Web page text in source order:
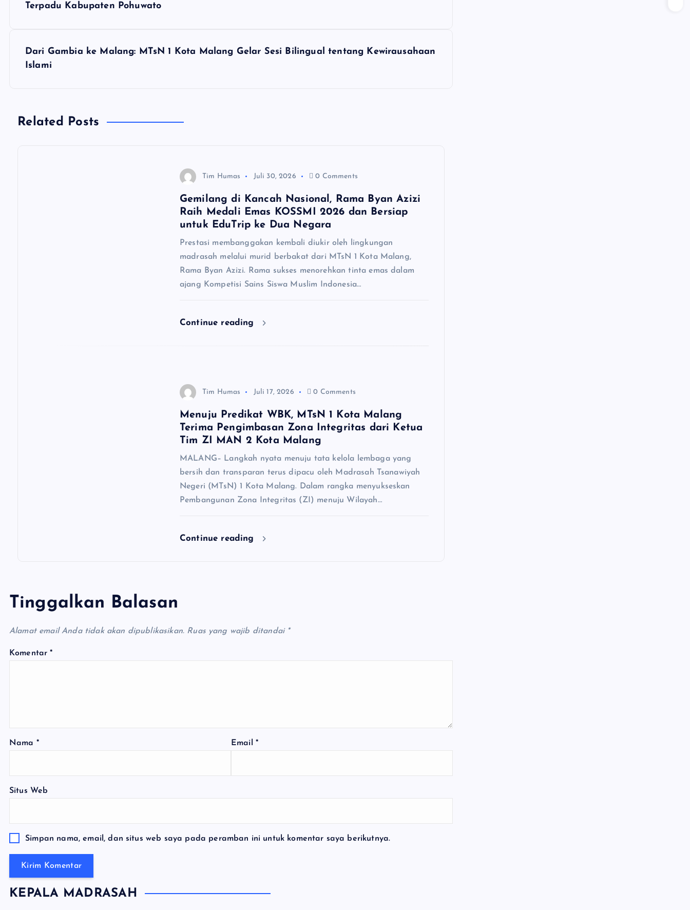
a
Terpadu Kabupaten Pohuwato
Dari Gambia ke Malang: MTsN 1 Kota Malang Gelar Sesi Bilingual tentang Kewirausahaan
Islami
Related Posts
Tim Humas Juli 30, 2026 0 Comments
Gemilang di Kancah Nasional, Rama Byan Azizi
Raih Medali Emas KOSSMI 2026 dan Bersiap
untuk EduTrip ke Dua Negara
Prestasi membanggakan kembali diukir oleh lingkungan
madrasah melalui murid berbakat dari MTsN 1 Kota Malang,
Rama Byan Azizi. Rama sukses menorehkan tinta emas dalam
ajang Kompetisi Sains Siswa Muslim Indonesia…
Continue reading
Tim Humas Juli 17, 2026 0 Comments
Menuju Predikat WBK, MTsN 1 Kota Malang
Terima Pengimbasan Zona Integritas dari Ketua
Tim ZI MAN 2 Kota Malang
MALANG– Langkah nyata menuju tata kelola lembaga yang
bersih dan transparan terus dipacu oleh Madrasah Tsanawiyah
Negeri (MTsN) 1 Kota Malang. Dalam rangka menyukseskan
Pembangunan Zona Integritas (ZI) menuju Wilayah…
Continue reading
Tinggalkan Balasan
Alamat email Anda tidak akan dipublikasikan. Ruas yang wajib ditandai *
Komentar*
Nama * Email *
Situs Web
Simpan nama, email, dan situs web saya pada peramban ini untuk komentar saya berikutnya.
KEPALA MADRASAH